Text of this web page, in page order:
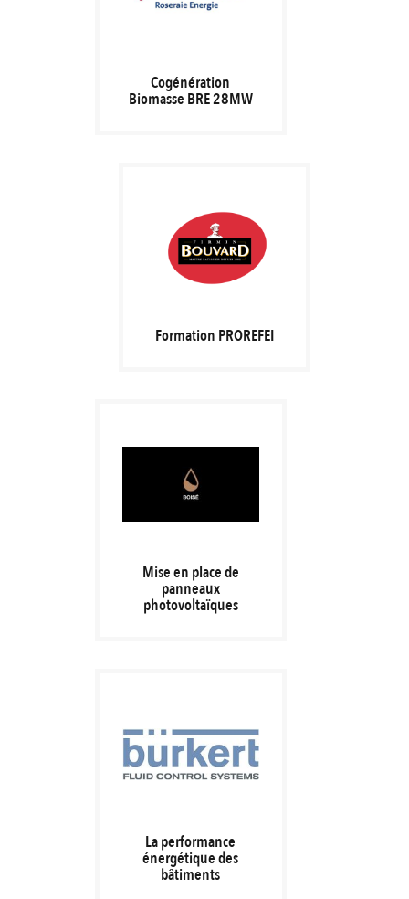
Cogénération
Biomasse BRE 28MW
Formation PROREFEI
Mise en place de
panneaux
photovoltaïques
La performance
énergétique des
bâtiments